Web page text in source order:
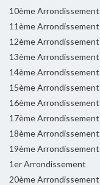
10ème Arrondissement
11ème Arrondissement
12ème Arrondissement
13ème Arrondissement
14ème Arrondissement
15ème Arrondissement
16ème Arrondissement
17ème Arrondissement
18ème Arrondissement
19ème Arrondissement
1er Arrondissement
20ème Arrondissement